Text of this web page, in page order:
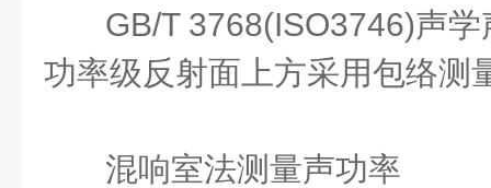
GB/T 3768(ISO3746)声
功率级反射面上方采用包络测
混响室法测量声功率